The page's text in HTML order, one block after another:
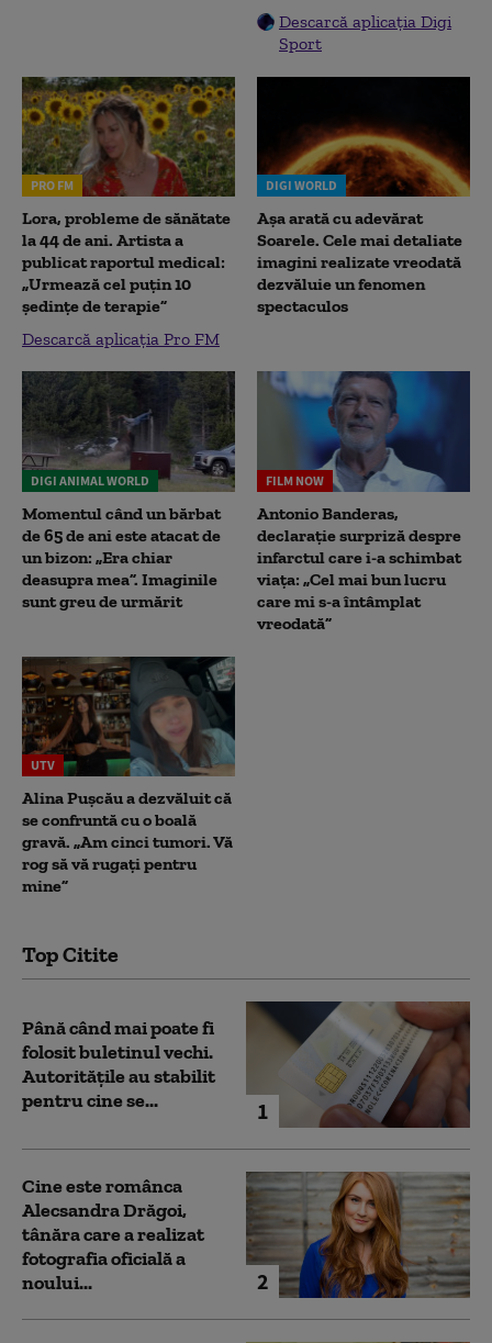
Descarcă aplicația Digi
Sport
PRO FM
Lora, probleme de sănătate
la 44 de ani. Artista a
publicat raportul medical:
„Urmează cel puțin 10
ședințe de terapie”
Descarcă aplicația Pro FM
DIGI WORLD
Așa arată cu adevărat
Soarele. Cele mai detaliate
imagini realizate vreodată
dezvăluie un fenomen
spectaculos
DIGI ANIMAL WORLD
Momentul când un bărbat
de 65 de ani este atacat de
un bizon: „Era chiar
deasupra mea”. Imaginile
sunt greu de urmărit
FILM NOW
Antonio Banderas,
declarație surpriză despre
infarctul care i-a schimbat
viața: „Cel mai bun lucru
care mi s-a întâmplat
vreodată”
UTV
Alina Pușcău a dezvăluit că
se confruntă cu o boală
gravă. „Am cinci tumori. Vă
rog să vă rugați pentru
mine”
Top Citite
1
Până când mai poate fi
folosit buletinul vechi.
Autoritățile au stabilit
pentru cine se...
2
Cine este românca
Alecsandra Drăgoi,
tânăra care a realizat
fotografia oficială a
noului...